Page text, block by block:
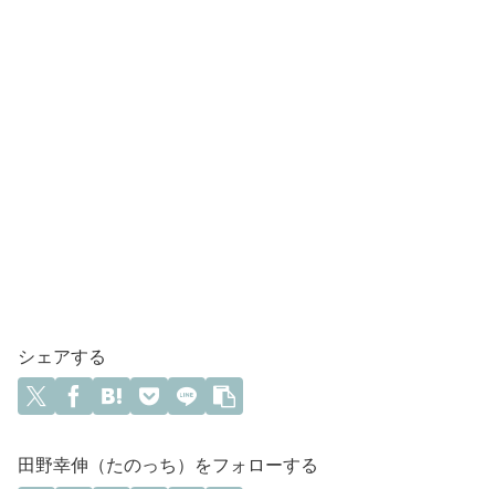
シェアする
田野幸伸（たのっち）をフォローする